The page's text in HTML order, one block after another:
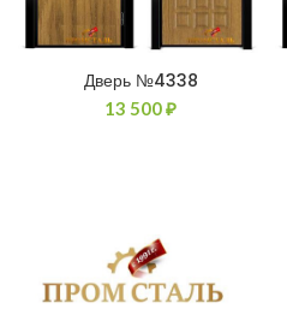
Дверь №4338
13 500₽